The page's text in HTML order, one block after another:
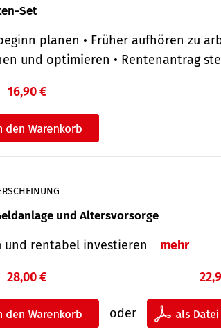
Set
planen • Früher aufhören zu
und optimieren • Rentenantrag
16,90 €
und Altersvorsorge
und rentabel investieren mehr
28,00 €
oder